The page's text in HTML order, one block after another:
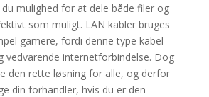
mulighed for at dele både filer og
som muligt. LAN kabler bruges
gamere, fordi denne type kabel
vedvarende internetforbindelse. Dog
den rette løsning for alle, og derfor
din forhandler, hvis du er den